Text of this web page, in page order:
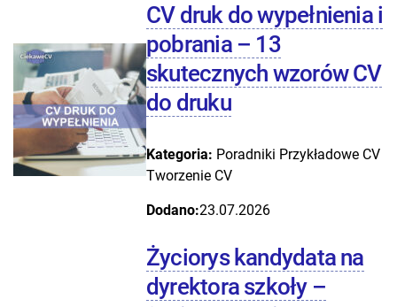
CV druk do wypełnienia i
pobrania – 13
skutecznych wzorów CV
do druku
Kategoria: Poradniki Przykładowe CV
Tworzenie CV
Dodano:23.07.2026
Życiorys kandydata na
dyrektora szkoły –